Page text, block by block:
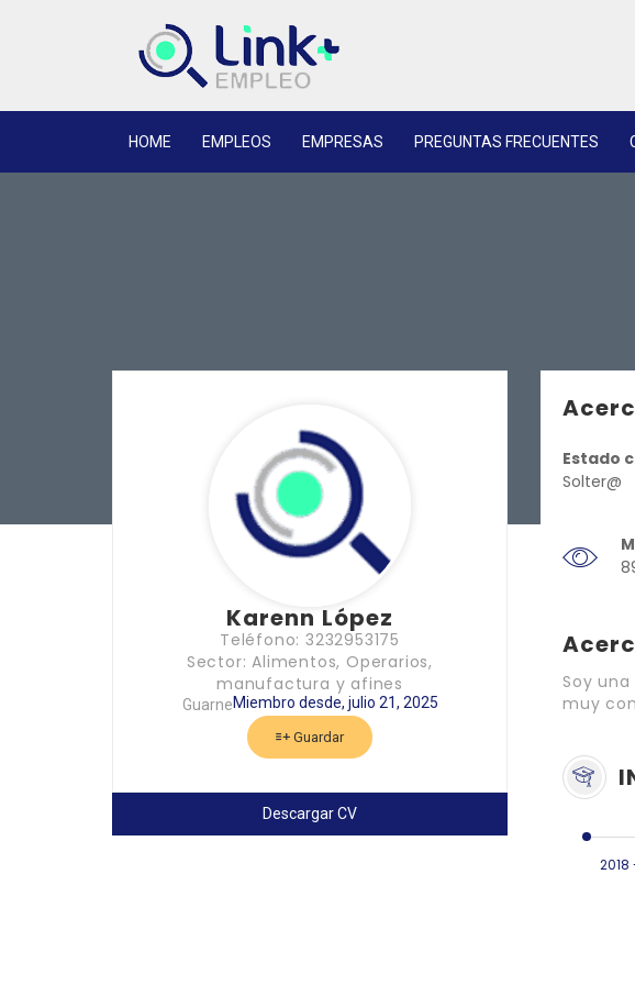
HOME EMPLEOS EMPRESAS PREGUNTAS FRECUENTES
Karenn López
Teléfono: 3232953175
Sector: Alimentos, Operarios,
manufactura y afines
GuarneMiembro desde, julio 21, 2025
Guardar
Descargar CV
Estado
Solter@
Soy
muy
2018